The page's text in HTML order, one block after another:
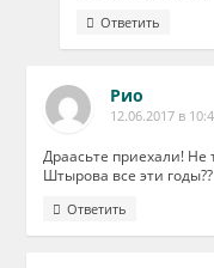
Ответить
Рио
12.06.2017 в
Драасьте приехали!
Штырова все эти годы??
Ответить